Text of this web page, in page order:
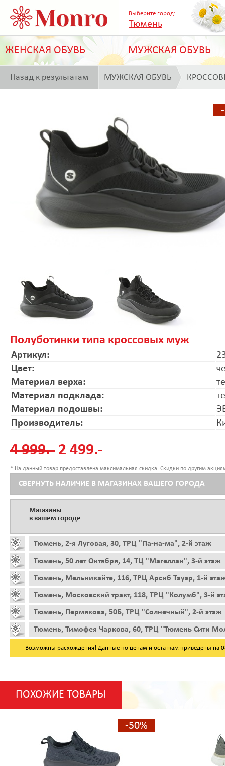
Выберите город:
Тюмень
ЖЕНСКАЯ ОБУВЬ МУЖСКАЯ ОБУВЬ
Назад к результатам МУЖСКАЯ ОБУВЬ
Полуботинки типа кроссовых муж
Артикул:
Цвет:
Материал верха:
Материал подклада:
Материал подошвы:
Производитель:
4 999.- 2 499.-
* На данный товар предоставлена максимальная скидка. Скидки по другим
СВЕРНУТЬ НАЛИЧИЕ В МАГАЗИНАХ ВАШЕГО ГОРОДА
Магазины
в вашем городе
Тюмень, 2-я Луговая, 30, ТРЦ "Па-на-ма", 2-й этаж
Тюмень, 50 лет Октября, 14, ТЦ "Магеллан", 3-й этаж
Тюмень, Мельникайте, 116, ТРЦ Арсиб Тауэр, 1-й
Тюмень, Московский тракт, 118, ТРЦ "Колумб", 3-й
Тюмень, Пермякова, 50Б, ТРЦ "Солнечный", 2-й этаж
Тюмень, Тимофея Чаркова, 60, ТРЦ "Тюмень Сити
Возможны расхождения! Данные по ценам и остаткам приведены на
ПОХОЖИЕ ТОВАРЫ
-50%